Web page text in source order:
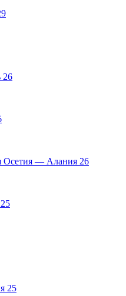
26
Осетия — Алания 26
25
25